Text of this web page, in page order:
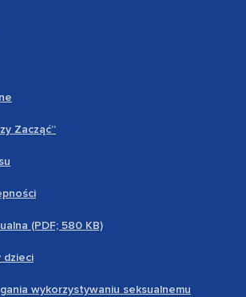
Zacząć”
(PDF; 580 KB)
dzieci
wykorzystywaniu seksualnemu